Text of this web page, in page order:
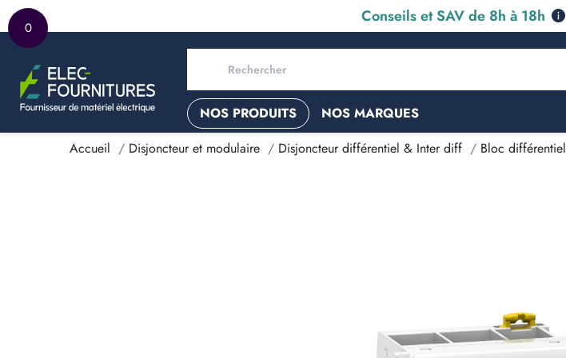
0
Conseils et SAV de 8h à 18h
NOS PRODUITS NOS MARQUES
Accueil Disjoncteur et modulaire Disjoncteur différentiel & Inter diff Bloc différentiel